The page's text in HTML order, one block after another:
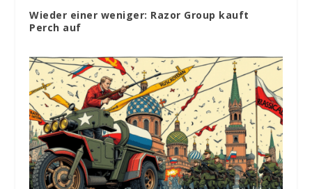
Wieder einer weniger: Razor Group kauft
Perch auf